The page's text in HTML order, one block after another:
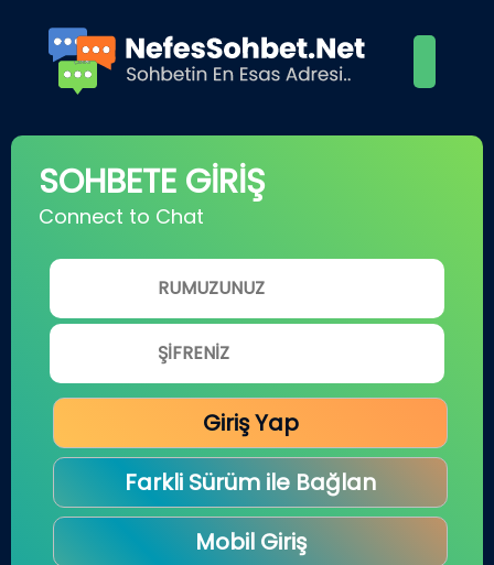
SOHBETE GİRİŞ
Connect to Chat
Giriş Yap
Farkli Sürüm ile Bağlan
Mobil Giriş